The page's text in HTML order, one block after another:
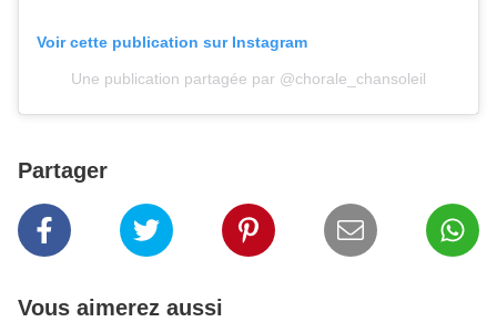
Voir cette publication sur Instagram
Une publication partagée par @chorale_chansoleil
Partager
Vous aimerez aussi